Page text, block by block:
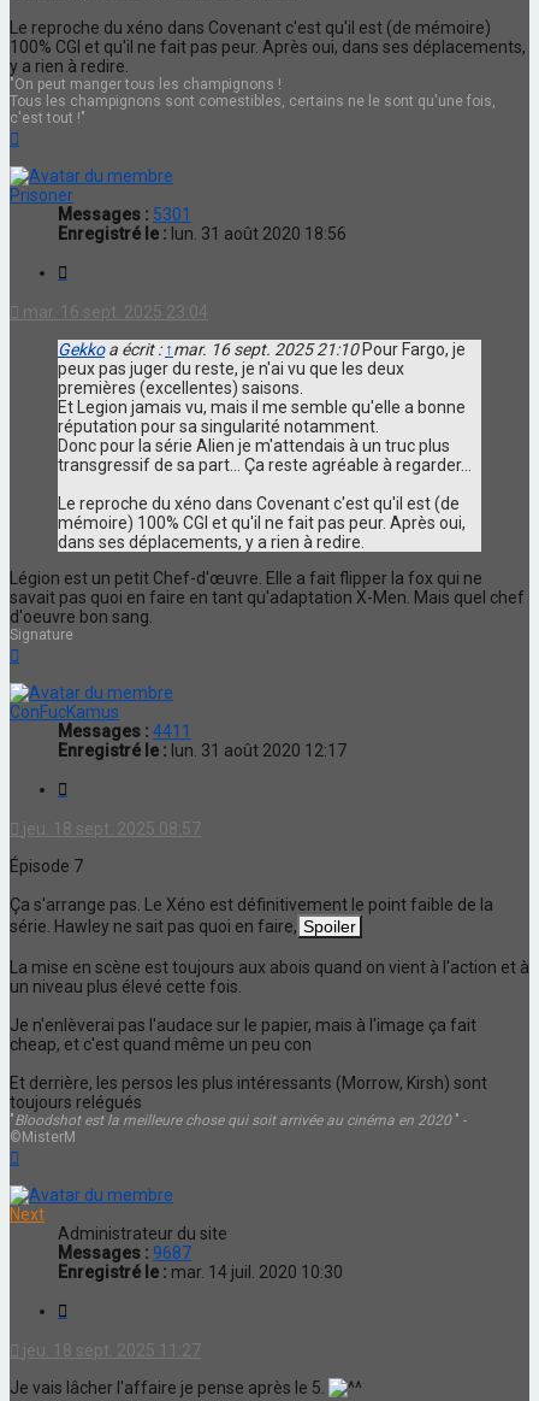
Le reproche du xéno dans Covenant c'est qu'il est (de mémoire)
100% CGI et qu'il ne fait pas peur. Après oui, dans ses déplacements,
y a rien à redire.
"On peut manger tous les champignons !
Tous les champignons sont comestibles, certains ne le sont qu'une fois,
c'est tout !"
Prisoner
Messages : 5301
Enregistré le : lun. 31 août 2020 18:56
mar. 16 sept. 2025 23:04
Gekkoa écrit : ↑mar. 16 sept. 2025 21:10Pour Fargo, je
peux pas juger du reste, je n'ai vu que les deux
premières (excellentes) saisons.
Et Legion jamais vu, mais il me semble qu'elle a bonne
réputation pour sa singularité notamment.
Donc pour la série Alien je m'attendais à un truc plus
transgressif de sa part... Ça reste agréable à regarder...
Le reproche du xéno dans Covenant c'est qu'il est (de
mémoire) 100% CGI et qu'il ne fait pas peur. Après oui,
dans ses déplacements, y a rien à redire.
Légion est un petit Chef-d'œuvre. Elle a fait flipper la fox qui ne
savait pas quoi en faire en tant qu'adaptation X-Men. Mais quel chef
d'oeuvre bon sang.
Signature
ConFucKamus
Messages : 4411
Enregistré le : lun. 31 août 2020 12:17
jeu. 18 sept. 2025 08:57
Épisode 7
Ça s'arrange pas. Le Xéno est définitivement le point faible de la
série. Hawley ne sait pas quoi en faire,
La mise en scène est toujours aux abois quand on vient à l'action et à
un niveau plus élevé cette fois.
Je n'enlèverai pas l'audace sur le papier, mais à l'image ça fait
cheap, et c'est quand même un peu con
Et derrière, les persos les plus intéressants (Morrow, Kirsh) sont
toujours relégués
"Bloodshot est la meilleure chose qui soit arrivée au cinéma en 2020 " -
©MisterM
Next
Administrateur du site
Messages : 9687
Enregistré le : mar. 14 juil. 2020 10:30
jeu. 18 sept. 2025 11:27
Je vais lâcher l'affaire je pense après le 5.